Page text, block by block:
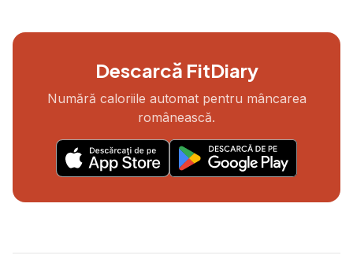
Descarcă FitDiary
Numără caloriile automat pentru mâncarea
românească.